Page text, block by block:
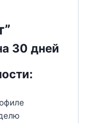
30 дней